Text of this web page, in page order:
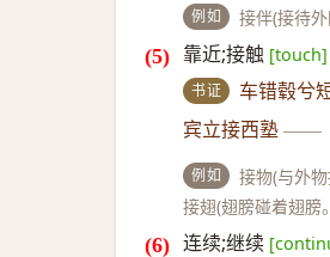
例如 接伴(接待
靠近;接触 [touch]
书证 车错毂兮
宾立接西塾 ——
例如
接物(与外
接翅(翅膀碰着翅膀
连续;继续